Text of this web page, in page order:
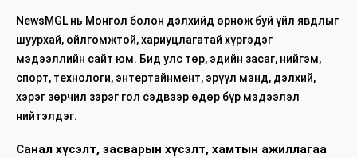
NewsMGL нь Монгол болон дэлхийд өрнөж буй үйл явдлыг
шуурхай, ойлгомжтой, хариуцлагатай хүргэдэг
мэдээллийн сайт юм. Бид улс төр, эдийн засаг, нийгэм,
спорт, технологи, энтертайнмент, эрүүл мэнд, дэлхий,
хэрэг зөрчил зэрэг гол сэдвээр өдөр бүр мэдээлэл
нийтэлдэг.
Санал хүсэлт, засварын хүсэлт, хамтын ажиллагаа